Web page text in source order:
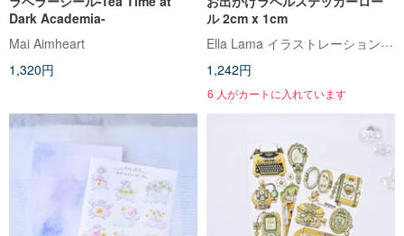
Dark Academia-
Mai Aimheart
1,320円
ル 2cm x 1cm
Ella Lama イラストレーションスタジオ
1,242円
6 人がカートに入れています